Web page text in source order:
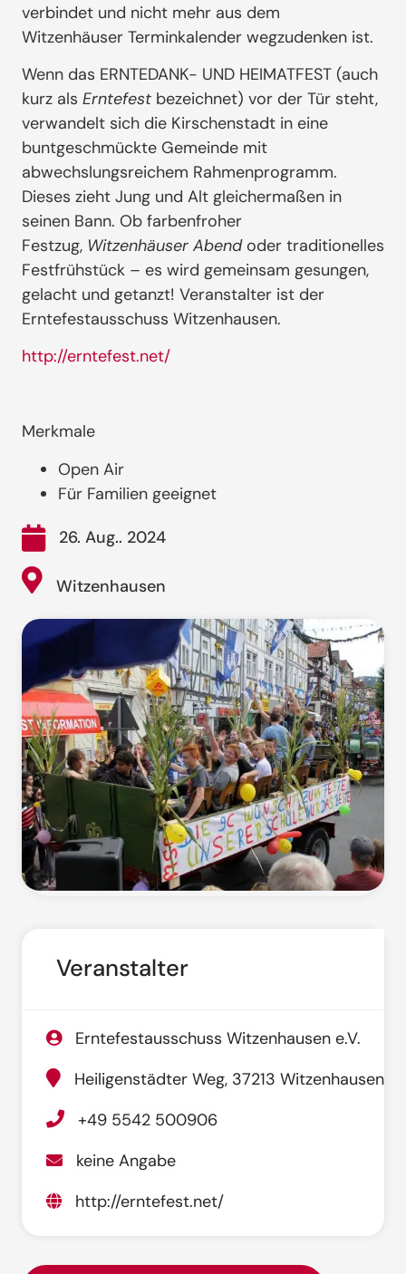
verbindet und nicht mehr aus dem
Witzenhäuser Terminkalender wegzudenken ist.
Wenn das ERNTEDANK- UND HEIMATFEST (auch
kurz als Erntefest bezeichnet) vor der Tür steht,
verwandelt sich die Kirschenstadt in eine
buntgeschmückte Gemeinde mit
abwechslungsreichem Rahmenprogramm.
Dieses zieht Jung und Alt gleichermaßen in
seinen Bann. Ob farbenfroher
Festzug, Witzenhäuser Abend oder traditionelles
Festfrühstück – es wird gemeinsam gesungen,
gelacht und getanzt! Veranstalter ist der
Erntefestausschuss Witzenhausen.
http://erntefest.net/
Merkmale
Open Air
Für Familien geeignet
26. Aug.. 2024
Witzenhausen
Veranstalter
Erntefestausschuss Witzenhausen e.V.
Heiligenstädter Weg, 37213 Witzenhausen
+49 5542 500906
keine Angabe
http://erntefest.net/